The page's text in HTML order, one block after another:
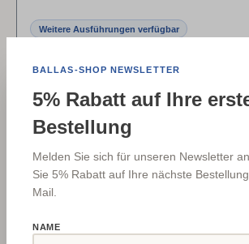
Weitere Ausführungen verfügbar
Details
Rabatt
%
BALLAS-SHOP NEWSLETTER
5% Rabatt auf Ihre
Bestellung
Melden Sie sich für unseren Newsletter
Sie 5% Rabatt auf Ihre nächste
Mail.
NAME